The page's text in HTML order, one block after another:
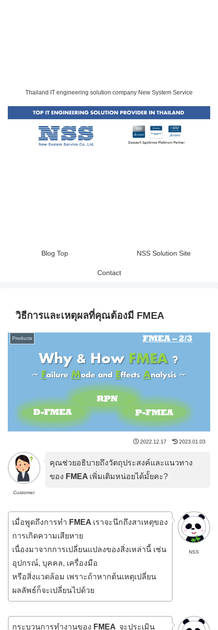
Thailand IT engineering solution company New System Service
Blog Top NSS Solution Site
Contact
วิธีการและเหตุผลที่คุณต้องมี FMEA
Products
2022.12.17 2023.01.03
Customer
คุณช่วยอธิบายถึงวัตถุประสงค์และแนวทาง
ของ FMEA เพิ่มเติมหน่อยได้มั้ยคะ?
NSS
เมื่อพูดถึงการทำ FMEA เราจะนึกถึงสาเหตุของ
การเกิดความเสียหาย
เนื่องมาจากการเปลี่ยนแปลงของสิ่งเหล่านี้ เช่น
อุปกรณ์, บุคคล, เครื่องมือ
หรือสิ่งแวดล้อม เพราะถ้าหากต้นเหตุเปลี่ยน
ผลลัพธ์ก็จะเปลี่ยนไปด้วย
กระบวนการทำงานของ FMEA จะประเมิน